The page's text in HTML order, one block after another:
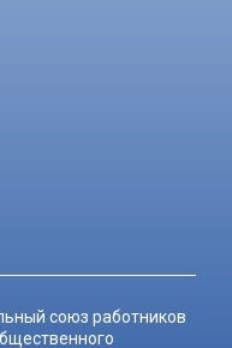
союз работников